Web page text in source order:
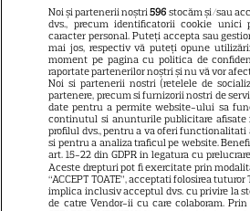
17
Premiere
2026:
„Stăpânul
platformă
DISNEY PLUS
Premiere
Disney+ și
Noi și partenerii noștri596 stocăm și/sau
dvs., precum identificatorii cookie unici
caracter personal. Puteți accepta sau
mai jos, respectiv vă puteți opune
moment pe pagina cu politica de
raportate partenerilor noștri și nu vă vor
Noi si partenerii nostri (retelele de
partenere, precum si furnizorii nostri de
date pentru a permite website-ului sa
continutul si anunturile publicitare
profilul dvs., pentru a va oferi functionalitati
si pentru a analiza traficul pe website.
art. 15-22 din GDPR in legatura cu
Aceste drepturi pot fi exercitate prin
“ACCEPT TOATE”, acceptati folosirea
implica inclusiv acceptul dvs. cu privire la
de catre Vendor-ii cu care colaboram. Prin